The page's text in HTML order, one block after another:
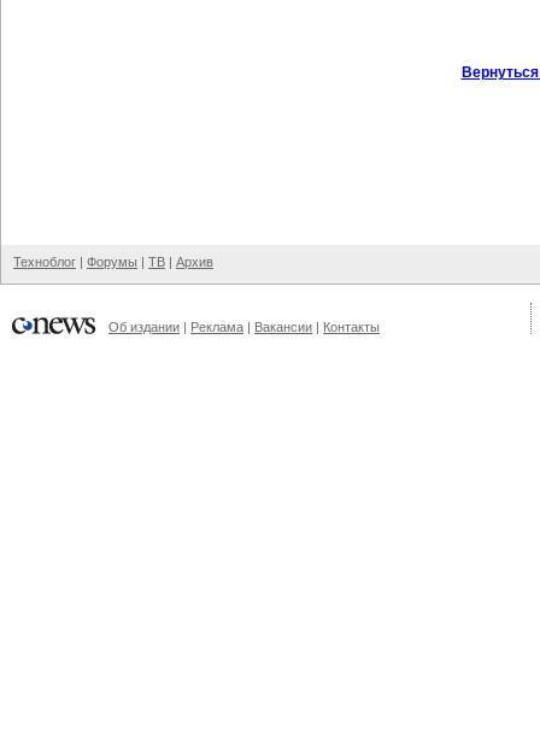
Техноблог | Форумы | ТВ | Архив
Об издании | Реклама | Вакансии | Контакты